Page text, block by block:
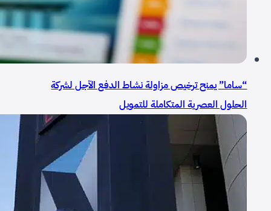
“ساما” يمنح ترخيص مزاولة نشاط الدفع الآجل لشركة
الحلول العصرية المتكاملة للتمويل